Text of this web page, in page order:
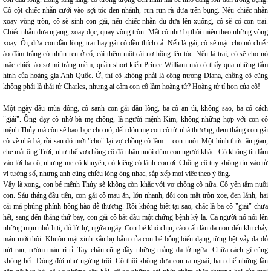
Cô cột chiếc nhẫn cưới vào sợi tóc đen nhánh, run run rà đưa trên bụng. Nếu chiếc nhẫn
xoay vòng tròn, cô sẽ sinh con gái, nếu chiếc nhẫn đu đưa lên xuống, cô sẽ có con trai.
Chiếc nhẫn đưa ngang, xoay dọc, quay vòng tròn. Mắt cô như bị thôi miên theo những vòng
xoay. Ôi, đứa con đầu lòng, trai hay gái cô đều thích cả. Nếu là gái, cô sẽ mặc cho nó chiếc
áo đầm trắng có nhún ren ở cổ, cài thêm một cái nơ hồng lên tóc. Nếu là trai, cô sẽ cho nó
mặc chiếc áo sơ mi trắng mềm, quần short kiểu Prince William mà cô thấy qua những tấm
hình của hoàng gia Anh Quốc. Ờ, thì cô không phải là công nương Diana, chồng cô cũng
không phải là thái tử Charles, nhưng ai cấm con cô làm hoàng tử? Hoàng tử tí hon của cô!
Một ngày đầu mùa đông, cô sanh con gái đầu lòng, ba cô an ủi, không sao, ba có cách
"giải". Ông dạy cô nhờ bà mẹ chồng, là người mệnh Kim, không những hợp với con cô
mệnh Thủy mà còn sẽ bao bọc cho nó, đến đón mẹ con cô từ nhà thương, đem thẳng con gái
cô về nhà bà, rồi sau đó mới "cho" lại vợ chồng cô làm… con nuôi. Một hình thức ăn gian,
che mắt ông Trời, như thể vợ chồng cô đã nhận nuôi dùm con người khác. Cô không tin lắm
vào lời ba cô, nhưng mẹ cô khuyên, có kiêng có lành con ơi. Chồng cô tuy không tin vào tử
vi tướng số, nhưng anh cũng chiều lòng ông nhạc, sắp xếp mọi việc theo ý ông.
Vậy là xong, con bé mệnh Thủy sẽ không còn khắc với vợ chồng cô nữa. Cô yên tâm nuôi
con. Sáu tháng đầu tiên, con gái cô mau ăn, lớn nhanh, đôi con mắt tròn xoe, đen lánh, hai
cái má phúng phính hồng hào dễ thương. Rồi không biết tại sao, chắc là ba cô "giải" chưa
hết, sang đến tháng thứ bảy, con gái cô bắt đầu một chứng bệnh kỳ lạ. Cả người nó nổi lên
những mụn nhỏ li ti, đỏ lừ lự, ngứa ngáy. Con bé khó chịu, cào cấu làn da non đến khi chảy
máu mới thôi. Khuôn mặt xinh xắn bụ bẫm của con bé bỗng biến dạng, từng bệt vảy da đỏ
nứt rạn, rướm máu ri rỉ. Tay chân cũng đầy những mảng da lở ngứa. Chữa cách gì cũng
không hết. Dòng đời như ngừng trôi. Cô thôi không đưa con ra ngoài, hạn chế những lần